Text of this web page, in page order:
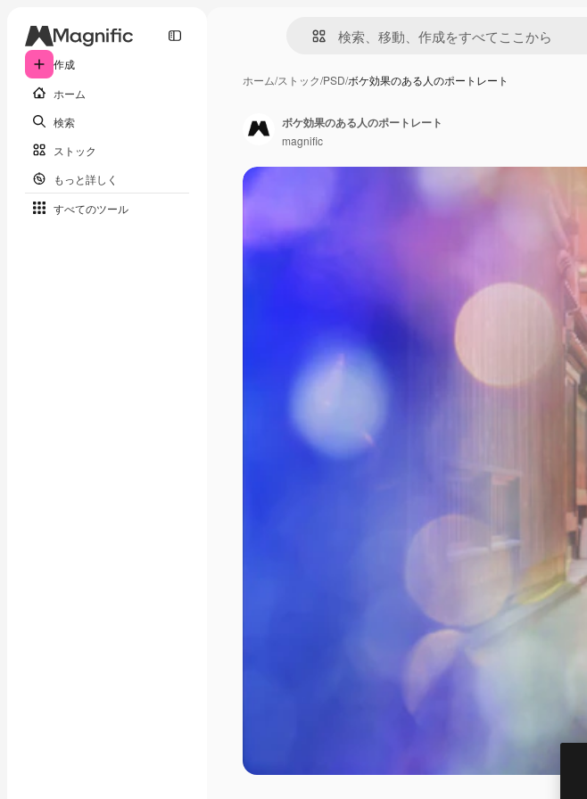
作成
ホーム
検索
ストック
もっと詳しく
すべてのツール
ホーム/ストック/PSD/ボケ効果のある人のポートレート
ボケ効果のある人のポートレート
magnific